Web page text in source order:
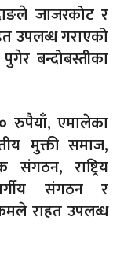
जाजरकोट र
उपलब्ध गराएको
बन्दोबस्तीका
रुपैयाँ, एमालेका
मुक्ती समाज,
राष्ट्रिय
संगठन र
राहत उपलब्ध